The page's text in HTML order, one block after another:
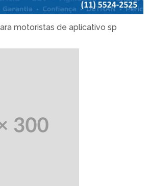
motoristas de aplicativo sp